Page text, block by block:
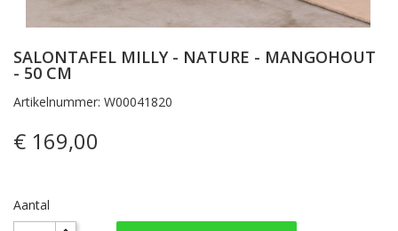
SALONTAFEL MILLY - NATURE - MANGOHOUT
- 50 CM
Artikelnummer: W00041820
€ 169,00
Aantal